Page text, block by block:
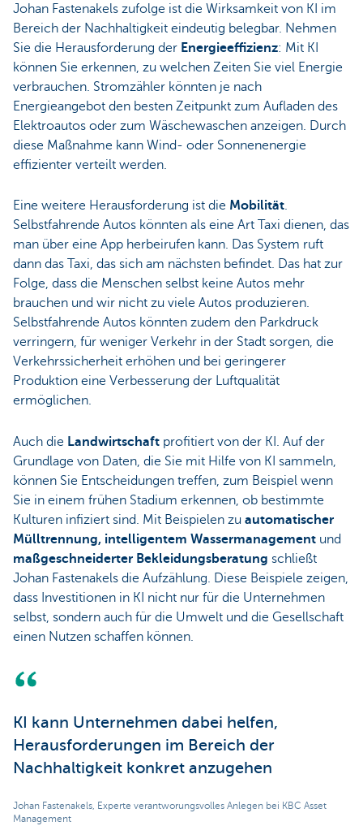
Johan Fastenakels zufolge ist die Wirksamkeit von KI im
Bereich der Nachhaltigkeit eindeutig belegbar. Nehmen
Sie die Herausforderung der Energieeffizienz: Mit KI
können Sie erkennen, zu welchen Zeiten Sie viel Energie
verbrauchen. Stromzähler könnten je nach
Energieangebot den besten Zeitpunkt zum Aufladen des
Elektroautos oder zum Wäschewaschen anzeigen. Durch
diese Maßnahme kann Wind- oder Sonnenenergie
effizienter verteilt werden.
Eine weitere Herausforderung ist die Mobilität.
Selbstfahrende Autos könnten als eine Art Taxi dienen, das
man über eine App herbeirufen kann. Das System ruft
dann das Taxi, das sich am nächsten befindet. Das hat zur
Folge, dass die Menschen selbst keine Autos mehr
brauchen und wir nicht zu viele Autos produzieren.
Selbstfahrende Autos könnten zudem den Parkdruck
verringern, für weniger Verkehr in der Stadt sorgen, die
Verkehrssicherheit erhöhen und bei geringerer
Produktion eine Verbesserung der Luftqualität
ermöglichen.
Auch die Landwirtschaft profitiert von der KI. Auf der
Grundlage von Daten, die Sie mit Hilfe von KI sammeln,
können Sie Entscheidungen treffen, zum Beispiel wenn
Sie in einem frühen Stadium erkennen, ob bestimmte
Kulturen infiziert sind. Mit Beispielen zu automatischer
Mülltrennung, intelligentem Wassermanagement und
maßgeschneiderter Bekleidungsberatung schließt
Johan Fastenakels die Aufzählung. Diese Beispiele zeigen,
dass Investitionen in KI nicht nur für die Unternehmen
selbst, sondern auch für die Umwelt und die Gesellschaft
einen Nutzen schaffen können.
KI kann Unternehmen dabei helfen,
Herausforderungen im Bereich der
Nachhaltigkeit konkret anzugehen
Johan Fastenakels, Experte verantworungsvolles Anlegen bei KBC Asset
Management